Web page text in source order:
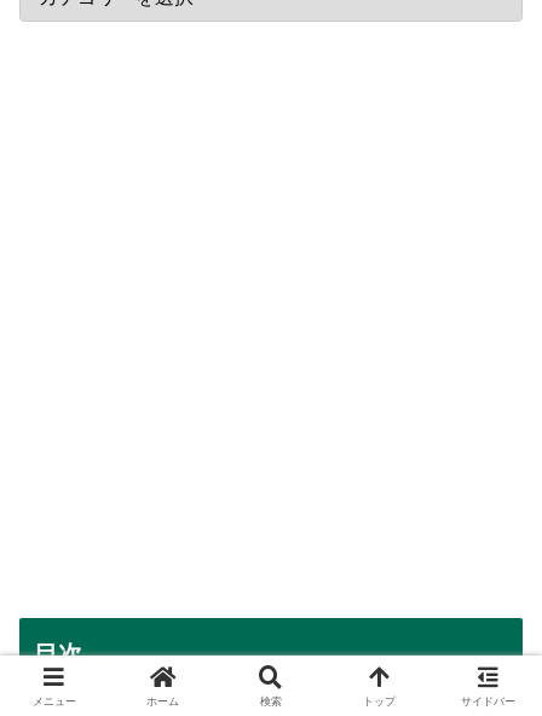
目次
メニュー ホーム 検索 トップ サイドバー